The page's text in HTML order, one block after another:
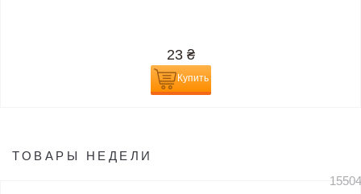
23 ₴
Купить
ТОВАРЫ НЕДЕЛИ